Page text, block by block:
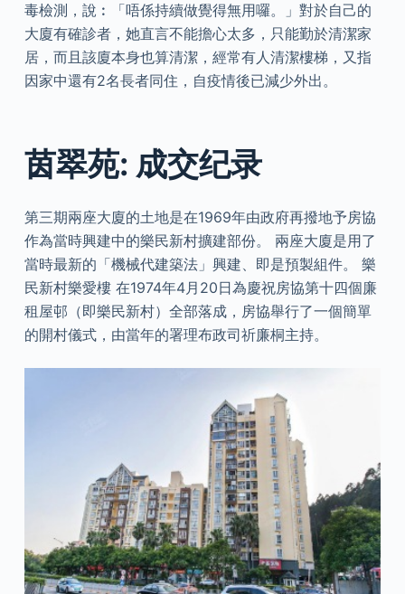
毒檢測，說︰「唔係持續做覺得無用囉。」對於自己的
大廈有確診者，她直言不能擔心太多，只能勤於清潔家
居，而且該廈本身也算清潔，經常有人清潔樓梯，又指
因家中還有2名長者同住，自疫情後已減少外出。
茵翠苑: 成交纪录
第三期兩座大廈的土地是在1969年由政府再撥地予房協
作為當時興建中的樂民新村擴建部份。 兩座大廈是用了
當時最新的「機械代建築法」興建、即是預製組件。 樂
民新村樂愛樓 在1974年4月20日為慶祝房協第十四個廉
租屋邨（即樂民新村）全部落成，房協舉行了一個簡單
的開村儀式，由當年的署理布政司祈廉桐主持。